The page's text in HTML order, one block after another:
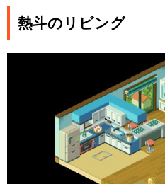
熱斗のリビング